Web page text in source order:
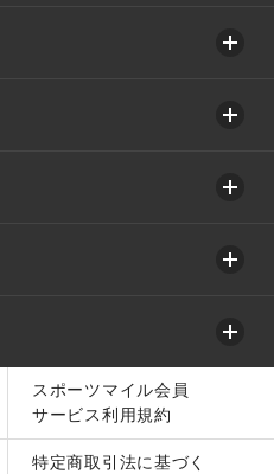
スポーツマイル会員
サービス利用規約
特定商取引法に基づく